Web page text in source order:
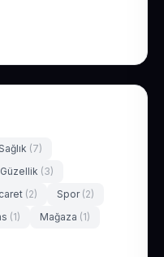
(7)
Güzellik (3)
(2) Spor (2)
(1) Mağaza (1)